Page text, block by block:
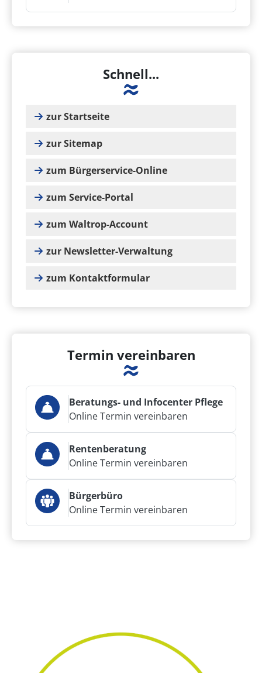
Schnell...
zur Startseite
zur Sitemap
zum Bürgerservice-Online
zum Service-Portal
zum Waltrop-Account
zur Newsletter-Verwaltung
zum Kontaktformular
Termin vereinbaren
Beratungs- und Infocenter Pflege
Online Termin vereinbaren
Rentenberatung
Online Termin vereinbaren
Bürgerbüro
Online Termin vereinbaren